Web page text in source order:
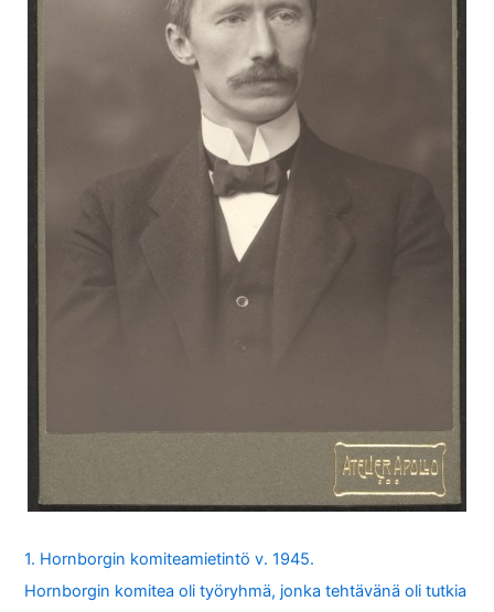
1. Hornborgin komiteamietintö v. 1945.
Hornborgin komitea oli työryhmä, jonka tehtävänä oli tutkia